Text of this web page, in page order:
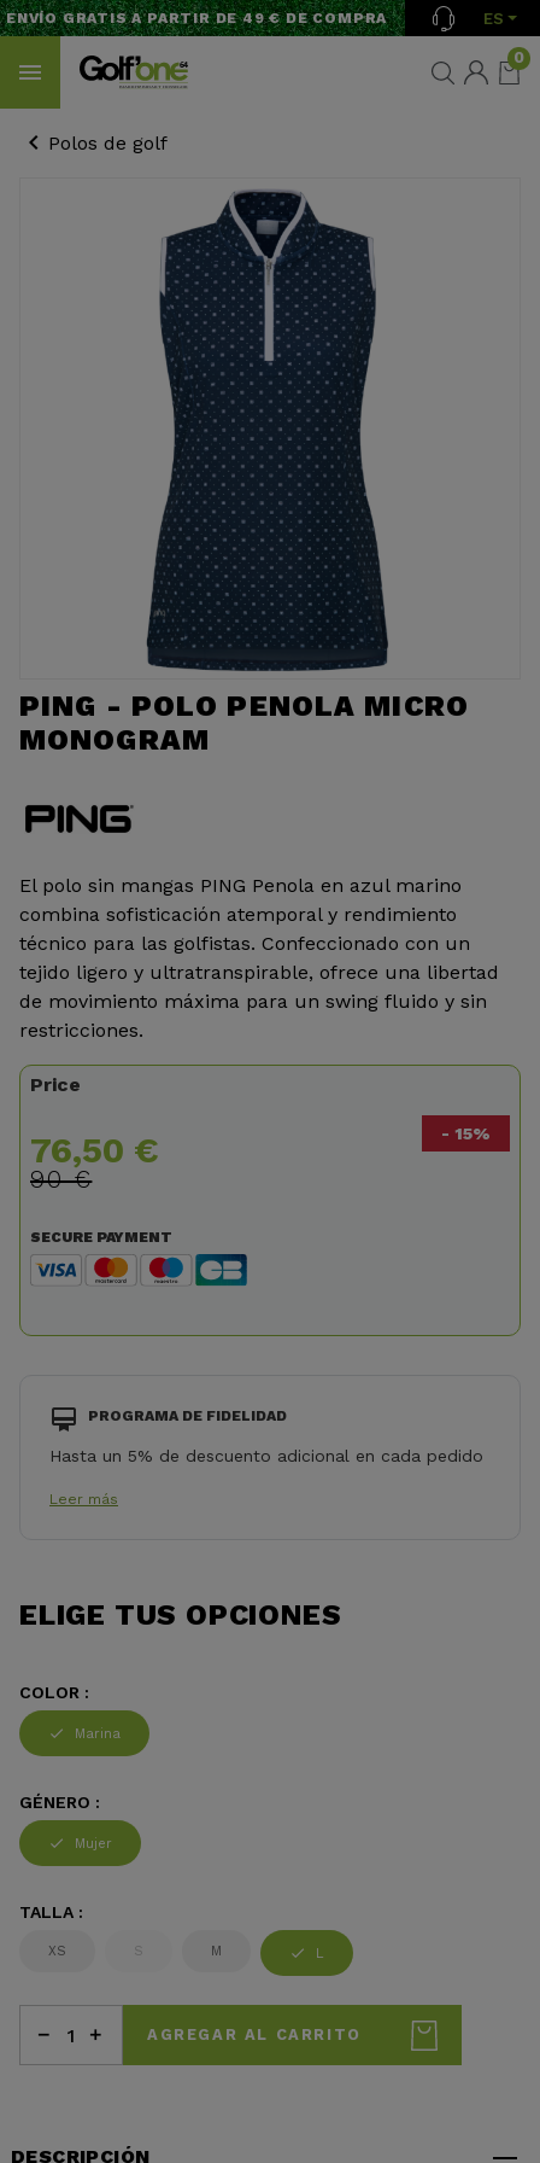
GRATIS A PARTIR DE 49 € DE COMPRA ES
0
Polos de golf
PING - POLO PENOLA MICRO
MONOGRAM
El polo sin mangas PING Penola en azul marino
combina sofisticación atemporal y rendimiento
técnico para las golfistas. Confeccionado con un
tejido ligero y ultratranspirable, ofrece una libertad
de movimiento máxima para un swing fluido y sin
restricciones.
Price
76,50 €
90 €
- 15%
SECURE PAYMENT
PROGRAMA DE FIDELIDAD
Hasta un 5% de descuento adicional en cada pedido
Leer más
ELIGE TUS OPCIONES
COLOR :
Marina
GÉNERO :
Mujer
TALLA :
XS S M L
AGREGAR AL CARRITO
DESCRIPCIÓN